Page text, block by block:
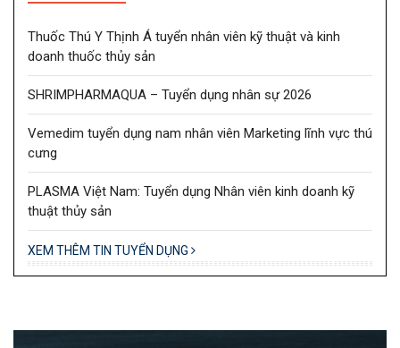
Thuốc Thú Y Thịnh Á tuyển nhân viên kỹ thuật và kinh
doanh thuốc thủy sản
SHRIMPHARMAQUA – Tuyển dụng nhân sự 2026
Vemedim tuyển dụng nam nhân viên Marketing lĩnh vực thú
cưng
PLASMA Việt Nam: Tuyển dụng Nhân viên kinh doanh kỹ
thuật thủy sản
XEM THÊM TIN TUYỂN DỤNG